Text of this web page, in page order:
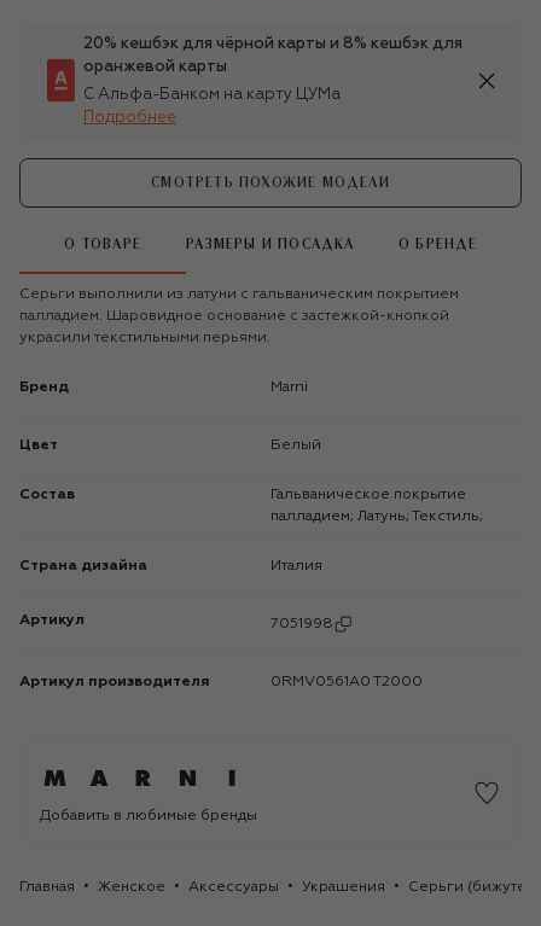
20% кешбэк для чёрной карты и 8% кешбэк для
оранжевой карты
С Альфа-Банком на карту ЦУМа
Подробнее
СМОТРЕТЬ ПОХОЖИЕ МОДЕЛИ
О ТОВАРЕ РАЗМЕРЫ И ПОСАДКА О БРЕНДЕ
Серьги выполнили из латуни с гальваническим покрытием
палладием. Шаровидное основание с застежкой-кнопкой
украсили текстильными перьями.
Бренд Marni
Цвет Белый
Состав
Гальваническое покрытие
палладием; Латунь; Текстиль;
Страна дизайна Италия
Артикул 7051998
Артикул производителя 0RMV0561A0 T2000
Добавить в любимые бренды
Главная Женское Аксессуары Украшения Серьги